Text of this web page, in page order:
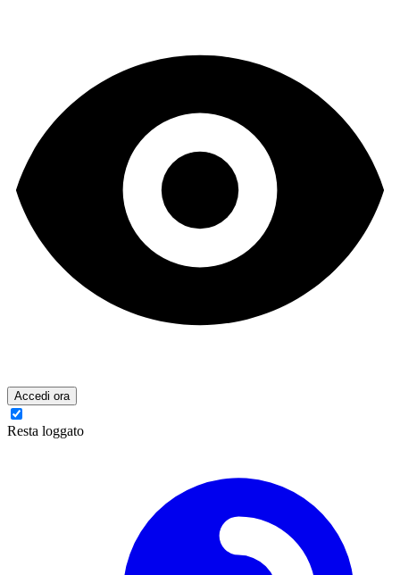
Accedi ora
Resta loggato